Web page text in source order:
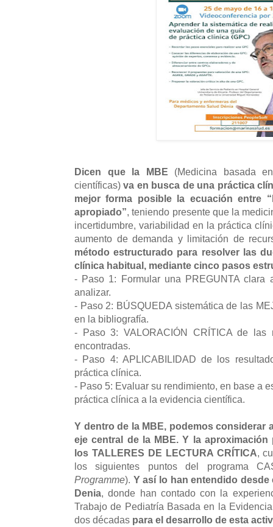
Dicen que la MBE (Medicina basada
científicas)va en busca de una práctica
mejor forma posible la ecuación entre
apropiado”, teniendo presente que la
incertidumbre, variabilidad en la práctica
aumento de demanda y limitación de
método estructurado para resolver las
clínica habitual, mediante cinco pasos
- Paso 1: Formular una PREGUNTA clara
analizar.
- Paso 2: BÚSQUEDA sistemática de las
en la bibliografía.
- Paso 3: VALORACIÓN CRÍTICA de las
encontradas.
- Paso 4: APLICABILIDAD de los
práctica clínica.
- Paso 5: Evaluar su rendimiento, en base a
práctica clínica a la evidencia científica.
Y dentro de la MBE, podemos considerar
eje central de la MBE. Y la
los TALLERES DE LECTURA CRÍTICA,
los siguientes puntos del programa
Programme). Y así lo han entendido
Denia, donde han contado con la
Trabajo de Pediatría Basada en la
dos décadas para el desarrollo de esta